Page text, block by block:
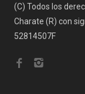
(C) Todos los
Charate (R) con
52814507F